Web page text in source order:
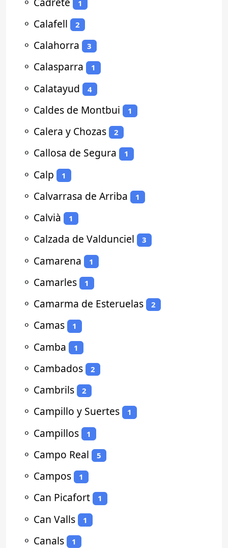
1
⚬ Calafell 2
⚬ Calahorra 3
⚬ Calasparra 1
⚬ Calatayud 4
⚬ Caldes de Montbui 1
⚬ Calera y Chozas 2
⚬ Callosa de Segura 1
⚬ Calp 1
⚬ Calvarrasa de Arriba 1
⚬ Calvià 1
⚬ Calzada de Valdunciel 3
⚬ Camarena 1
⚬ Camarles 1
⚬ Camarma de Esteruelas 2
⚬ Camas 1
⚬ Camba 1
⚬ Cambados 2
⚬ Cambrils 2
⚬ Campillo y Suertes 1
⚬ Campillos 1
⚬ Campo Real 5
⚬ Campos 1
⚬ Can Picafort 1
⚬ Can Valls 1
⚬ Canals 1